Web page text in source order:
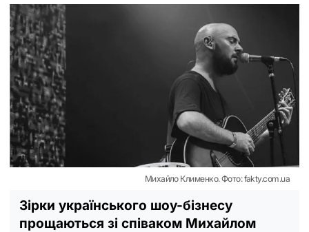
Михайло Клименко. Фото: fakty.com.ua
Зірки українського шоу-бізнесу
прощаються зі співаком Михайлом